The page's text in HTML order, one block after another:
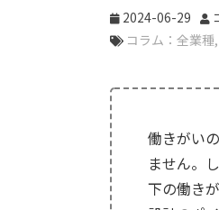
2024-06-29
コラム：全業種
働きがい
ません。
下の働き